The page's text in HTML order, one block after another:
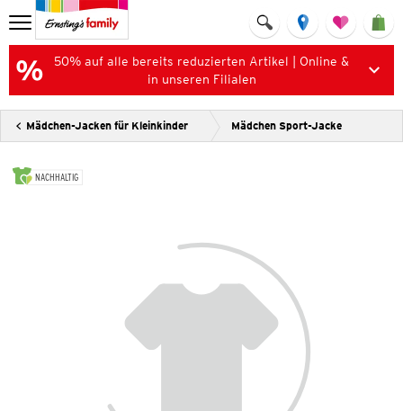
50% auf alle bereits reduzierten Artikel | Online &
in unseren Filialen
Mädchen-Jacken für Kleinkinder Mädchen Sport-Jacke
NACHHALTIG